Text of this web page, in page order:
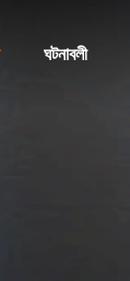
ঘটনাবলী